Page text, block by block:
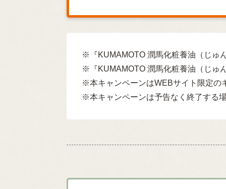
※『KUMAMOTO 潤馬化粧養油（じゅ
※『KUMAMOTO 潤馬化粧養油（じゅ
※本キャンペーンはWEBサイト限定の
※本キャンペーンは予告なく終了する